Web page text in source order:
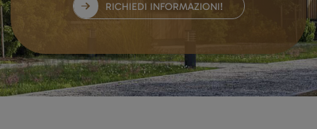
RICHIEDI INFORMAZIONI!